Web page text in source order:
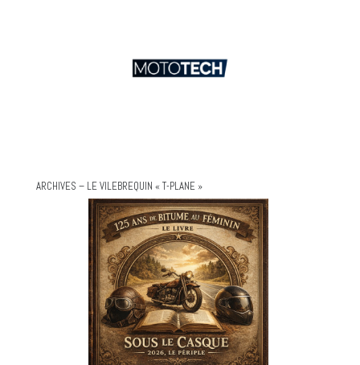
ARCHIVES – LE VILEBREQUIN « T-PLANE »